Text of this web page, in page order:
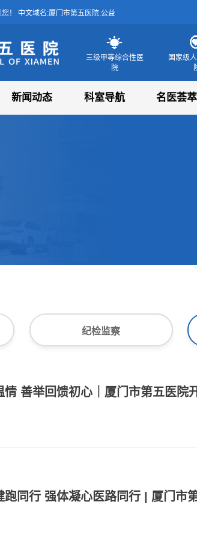
！ 中文域名:厦门市第五医院.公益
三级甲等综合性医
院
国家级
新闻动态 科室导航 名医荟萃
纪检监察
情 善举回馈初心｜厦门市第五医院